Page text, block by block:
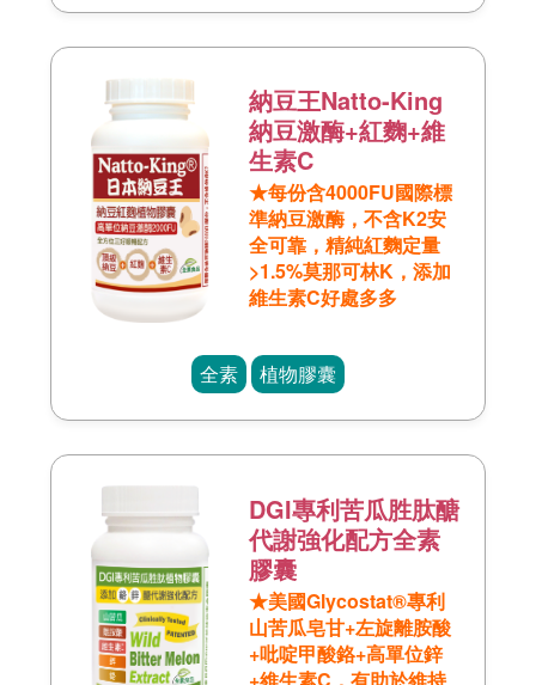
納豆王Natto-King
納豆激酶+紅麴+維
生素C
★每份含4000FU國際標
準納豆激酶，不含K2安
全可靠，精純紅麴定量
>1.5%莫那可林K，添加
維生素C好處多多
全素 植物膠囊
DGI專利苦瓜胜肽醣
代謝強化配方全素
膠囊
★美國Glycostat®專利
山苦瓜皂甘+左旋離胺酸
+吡啶甲酸鉻+高單位鋅